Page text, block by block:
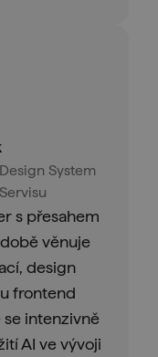
System
s přesahem
věnuje
design
frontend
intenzivně
AI ve vývoji